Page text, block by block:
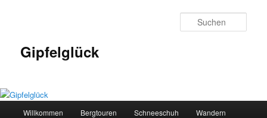
Gipfelglück
Willkommen Bergtouren Schneeschuh Wandern